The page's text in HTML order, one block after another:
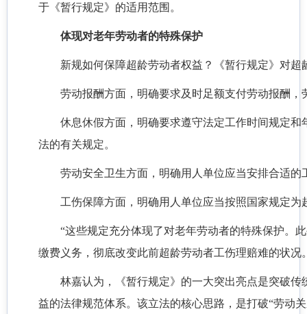
于《暂行规定》的适用范围。
体现对老年劳动者的特殊保护
新规如何保障超龄劳动者权益？《暂行规定》对
劳动报酬方面，明确要求及时足额支付劳动报酬，
休息休假方面，明确要求遵守法定工作时间规定
法的有关规定。
劳动安全卫生方面，明确用人单位应当安排合适
工伤保障方面，明确用人单位应当按照国家规定为
“这些规定充分体现了对老年劳动者的特殊保护。
缴费义务，彻底改变此前超龄劳动者工伤理赔难的状况
林嘉认为，《暂行规定》的一大突出亮点是突破
益的法律规范体系。该立法的核心思路，是打破“劳动